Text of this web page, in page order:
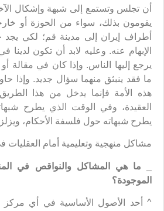
أن تجلس وتستمع إلى شبهة وإشكال
يقومون بذلك، سواء من الحوزة أو
أطراف إيران إلى مدينة قم؛ لكي يجد
الإبهام عنه. وعليه لابد أن تكون
يرجع إليها الناس. وإذا كان في
ما فقد ينبثق منهما سؤال جديد. وإذا
هذه الأمة فإنما يدخل من هذا
العقيدة، وفي الوقت الذي يطرح
يطرح شبهاته حول فلسفة الأحكام،
مشاكل منهجية وتعليمية أمام العقليات في
ما هي المشاكل والنواقص في
الموجودة؟
^ أحد الأصول الأساسية في أي مركز